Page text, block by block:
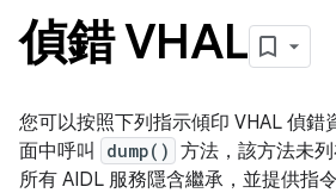
偵錯 VHAL
您可以按照下列指示傾印 VHAL 偵錯
面中呼叫
dump() 方法，該方法未
所有 AIDL 服務隱含繼承，並提供指